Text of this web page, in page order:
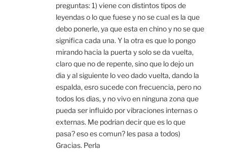
preguntas: 1) viene con distintos tipos de
leyendas o lo que fuese y no se cual es la que
debo ponerle, ya que esta en chino y no se que
significa cada una. Y la otra es que lo pongo
mirando hacia la puerta y solo se da vuelta,
claro que no de repente, sino que lo dejo un
dia y al siguiente lo veo dado vuelta, dando la
espalda, esro sucede con frecuencia, pero no
todos los dias, y no vivo en ninguna zona que
pueda ser influido por vibraciones internas o
externas. Me podrian decir que es lo que
pasa? eso es comun? les pasa a todos)
Gracias. Perla